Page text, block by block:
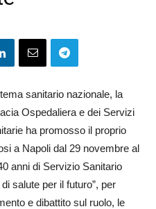
sanitario nazionale, la
Ospedaliera e dei Servizi
ha promosso il proprio
a Napoli dal 29 novembre al
anni di Servizio Sanitario
salute per il futuro”, per
e dibattito sul ruolo, le